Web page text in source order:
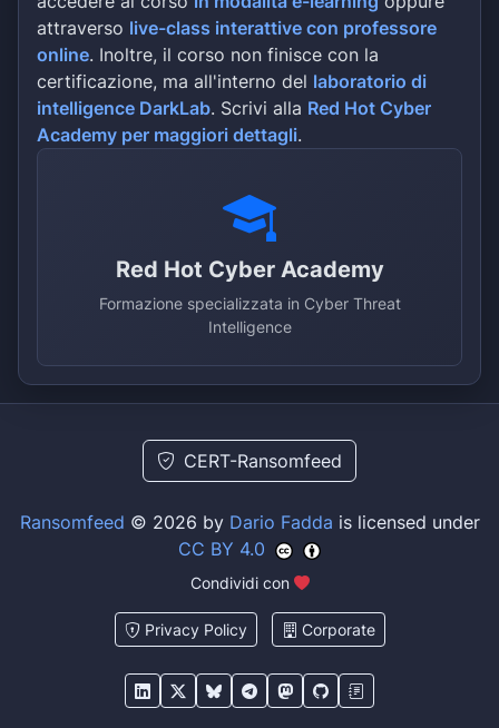
attraverso live-class interattive con professore
online. Inoltre, il corso non finisce con la
certificazione, ma all'interno del laboratorio di
intelligence DarkLab. Scrivi alla Red Hot Cyber
Academy per maggiori dettagli.
Red Hot Cyber Academy
Formazione specializzata in Cyber Threat
Intelligence
CERT-Ransomfeed
Ransomfeed © 2026 by Dario Fadda is licensed under
CC BY 4.0
Condividi con
Privacy Policy Corporate